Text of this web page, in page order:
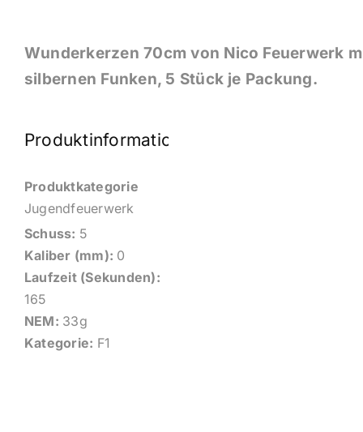
Wunderkerzen 70cm von Nico Feuerwerk
silbernen Funken, 5 Stück je Packung.
Produktinformationen
Produktkategorie
Jugendfeuerwerk
Schuss: 5
Kaliber (mm): 0
Laufzeit (Sekunden):
165
NEM: 33g
Kategorie: F1